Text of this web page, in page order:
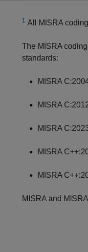
1 All MISRA
The MISRA
standards:
MISRA
MISRA
MISRA
MISRA
MISRA
MISRA and